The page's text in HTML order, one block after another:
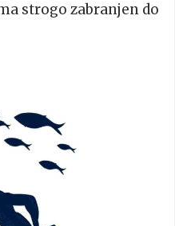
strogo zabranjen do